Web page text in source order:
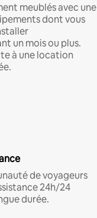
meublés avec une
dont vous
un mois ou plus.
à une location
de voyageurs
24h/24
durée.